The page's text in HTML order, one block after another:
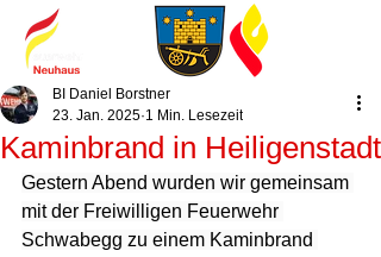
Kaminbrand in Heiligenstadt
BI Daniel Borstner
23. Jan. 2025 1 Min. Lesezeit
Gestern Abend wurden wir gemeinsam
mit der Freiwilligen Feuerwehr
Schwabegg zu einem Kaminbrand